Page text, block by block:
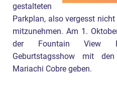
gestalteten
Parkplan, also vergesst
mitzunehmen. Am 1.
der Fountain View
Geburtstagsshow mit
Mariachi Cobre geben.